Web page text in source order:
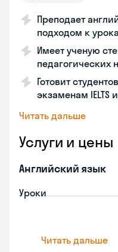
Преподает
подходом к
Имеет ученую
педагогических
Готовит
экзаменам IELTS и
Читать дальше
Услуги и цены
Английский язык
Уроки
Читать дальше